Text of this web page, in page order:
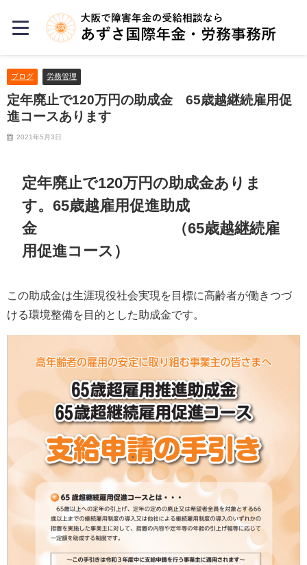
ブログ 労務管理
定年廃止で120万円の助成金 65歳越継続雇用促
進コースあります
2021年5月3日
定年廃止で120万円の助成金ありま
す。65歳越雇用促進助成
金 （65歳越継続雇
用促進コース）
この助成金は生涯現役社会実現を目標に高齢者が働きつづ
ける環境整備を目的とした助成金です。